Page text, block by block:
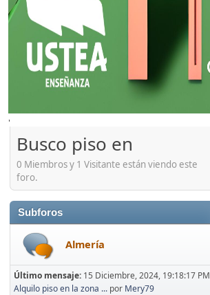
'
Busco piso en
0 Miembros y 1 Visitante están viendo este
foro.
Subforos
Almería
Último mensaje: 15 Diciembre, 2024, 19:18:17 PM
Alquilo piso en la zona ... por Mery79